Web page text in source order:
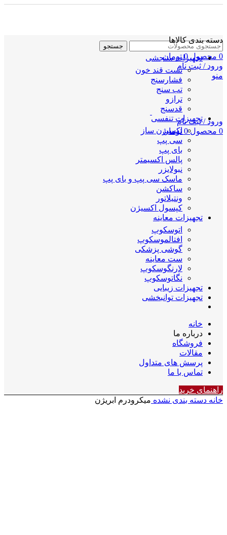
جستجو
0 محصول 0 تومان
ورود / ثبت نام
منو
ورود / ثبت نام
0 محصول 0 تومان
دسته بندی کالاها
تجهیزات سنجشی
تست قند خون
فشارسنج
تب سنج
ترازو
قدسنج
تجهیزات تنفسی
اکسیژن ساز
سی پپ
بای پپ
پالس اکسیمتر
نبولایزر
ماسک سی پپ و بای پپ
ساکشن
ونتیلاتور
کپسول اکسیژن
تجهیزات معاینه
اتوسکوپ
افتالموسکوپ
گوشی پزشکی
ست معاینه
لارنگوسکوپ
نگاتوسکوپ
تجهیزات زیبایی
تجهیزات توانبخشی
خانه
درباره ما
فروشگاه
مقالات
پرسش های متداول
تماس با ما
راهنمای خرید
خانه دسته بندی نشده میکرودرم ابریژن